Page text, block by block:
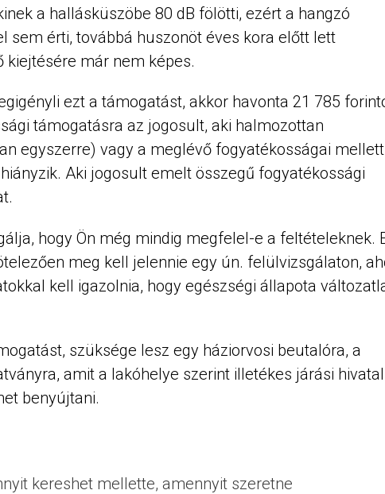
a hallásküszöbe 80 dB fölötti, ezért a hangzó
sem érti, továbbá huszonöt éves kora előtt lett
már nem képes.
ezt a támogatást, akkor havonta 21 785
támogatásra az jogosult, aki halmozottan
egyszerre) vagy a meglévő fogyatékosságai mellett
Aki jogosult emelt összegű fogyatékossági
hogy Ön még mindig megfelel-e a feltételeknek.
meg kell jelennie egy ún. felülvizsgálaton,
kell igazolnia, hogy egészségi állapota
szüksége lesz egy háziorvosi beutalóra, a
amit a lakóhelye szerint illetékes járási hivatal
benyújtani.
kereshet mellette, amennyit szeretne